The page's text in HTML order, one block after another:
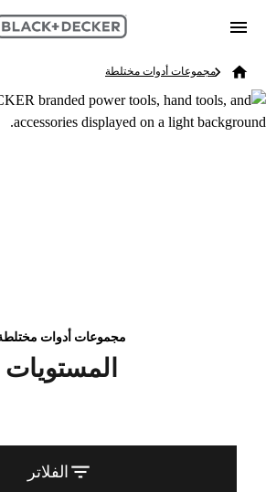
Skip to main content
Search
Breadcrumb
مجموعات أدوات مختلطة
مجموعات أدوات
المستويات
الفلاتر